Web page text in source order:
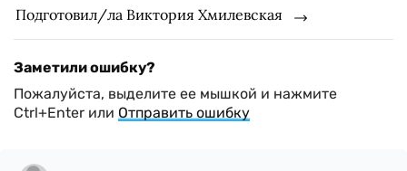
Подготовил/ла Виктория Хмилевская
Заметили ошибку?
Пожалуйста, выделите ее мышкой и нажмите
Ctrl+Enter или Отправить ошибку